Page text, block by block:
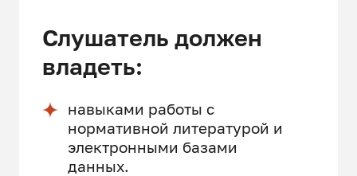
Слушатель должен
владеть:
навыками работы с
нормативной литературой и
электронными базами
данных.